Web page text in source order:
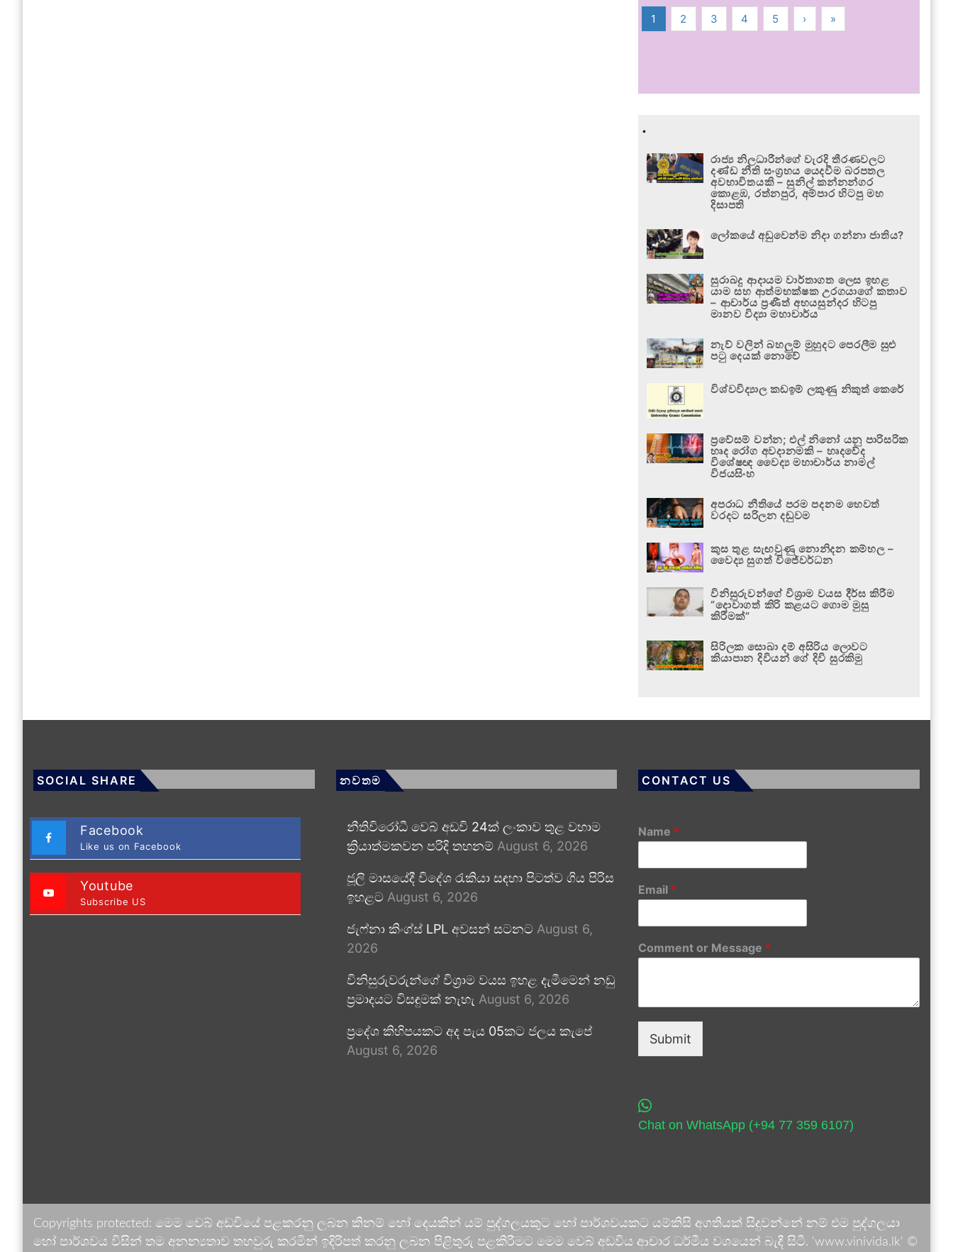
1 2 3 4 5 › »
.
රාජ්‍ය නිලධාරීන්ගේ වැරදි තීරණවලට
දණ්ඩ නීති සංග්‍රහය යෙදවීම බරපතල
අවභාවිතයකි – සුනිල් කන්නන්ගර
කොළඹ, රත්නපුර, අම්පාර හිටපු මහ
දිසාපති
ලෝකයේ අඩුවෙන්ම නිදා ගන්නා ජාතිය?
සුරාබදු ආදායම වාර්තාගත ලෙස ඉහළ
යාම සහ ආත්මභක්ෂක උරගයාගේ කතාව
– ආචාර්ය ප්‍රණීත් අභයසුන්දර හිටපු
මානව විද්‍යා මහාචාර්ය
නැව් වලින් බහලුම් මුහුදට පෙරලීම සුළු
පටු දෙයක් නොවේ
විශ්වවිද්‍යාල කඩඉම් ලකුණු නිකුත් කෙරේ
ප්‍රවේසම් වන්න; එල් නිනෝ යනු පාරිසරික
හෘද රෝග අවදානමකි – හෘදවේද
විශේෂඥ වෛද්‍ය මහාචාර්ය නාමල්
විජයසිංහ
අපරාධ නීතියේ පරම පදනම හෙවත්
වරදට සරිලන දඬුවම
කුස තුළ සැඟවුණු නොනිදන කම්හල –
වෛද්‍ය සුගත් විජේවර්ධන
විනිසුරුවන්ගේ විශ්‍රාම වයස දීර්ඝ කිරීම
“දොවාගත් කිරි කළයට ගොම මුසු
කිරීමක්”
සිරිලක සොබා දම් අසිරිය ලොවට
කියාපාන දිවියන් ගේ දිවි සුරකිමු
SOCIAL SHARE
Facebook
Like us on Facebook
Youtube
Subscribe US
නවතම
නීතිවිරෝධී වෙබ් අඩවි 24ක් ලංකාව තුළ වහාම
ක්‍රියාත්මකවන පරිදි තහනම් August 6, 2026
ජූලි මාසයේදී විදේශ රැකියා සඳහා පිටත්ව ගිය පිරිස
ඉහළට August 6, 2026
ජැෆ්නා කිංග්ස් LPL අවසන් සටනට August 6,
2026
විනිසුරුවරුන්ගේ විශ්‍රාම වයස ඉහළ දැමීමෙන් නඩු
ප්‍රමාදයට විසඳුමක් නැහැ August 6, 2026
ප්‍රදේශ කිහිපයකට අද පැය 05කට ජලය කැපේ
August 6, 2026
CONTACT US
Name *
Email *
Comment or Message *
Submit
Chat on WhatsApp (+94 77 359 6107)
Copyrights protected: මෙම වෙබ් අඩවියේ පළකරනු ලබන කිනම් හෝ දෙයකින් යම් පුද්ගලයකුට හෝ පාර්ශවයකට යම්කිසි අගතියක් සිදුවන්නේ නම් එම පුද්ගලයා
හෝ පාර්ශවය විසින් තම අනන්‍යතාව තහවුරු කරමින් ඉදිරිපත් කරනු ලබන පිළිතුරු පළකිරීමට මෙම වෙබ් අඩවිය ආචාර ධර්මීය වශයෙන් බැඳී සිටී. 'www.vinivida.lk' ©